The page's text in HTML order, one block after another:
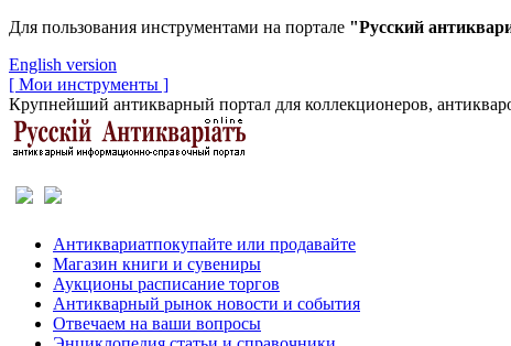
Для пользования инструментами на портале "Русский
English version
[ Мои инструменты ]
Крупнейший антикварный портал для коллекционеров,
Антиквариатпокупайте или продавайте
Магазин книги и сувениры
Аукционы расписание торгов
Антикварный рынок новости и события
Отвечаем на ваши вопросы